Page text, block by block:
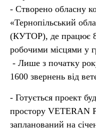
- Створено обласну
«Тернопільський
(КУТОР), де працює
робочими місцями у
- Лише з початку
1600 звернень від
- Готується проект
простору VETERAN
запланований на